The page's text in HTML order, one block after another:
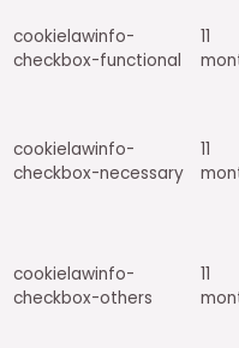
cookielawinfo-
checkbox-functional
11
cookielawinfo-
checkbox-necessary
11
cookielawinfo-
checkbox-others
11